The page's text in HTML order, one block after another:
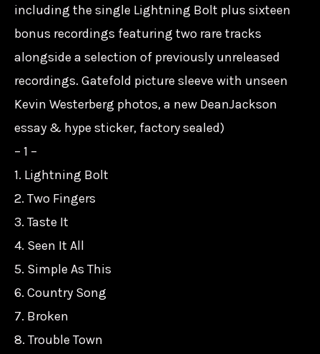
including the single Lightning Bolt plus sixteen
bonus recordings featuring two rare tracks
alongside a selection of previously unreleased
recordings. Gatefold picture sleeve with unseen
Kevin Westerberg photos, a new DeanJackson
essay & hype sticker, factory sealed)
– 1 –
1. Lightning Bolt
2. Two Fingers
3. Taste It
4. Seen It All
5. Simple As This
6. Country Song
7. Broken
8. Trouble Town